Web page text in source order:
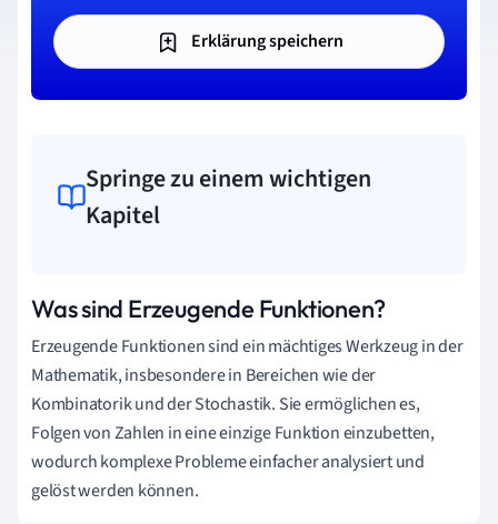
Erklärung speichern
Springe zu einem wichtigen
Kapitel
Was sind Erzeugende Funktionen?
Erzeugende Funktionen sind ein mächtiges Werkzeug in der
Mathematik, insbesondere in Bereichen wie der
Kombinatorik und der Stochastik. Sie ermöglichen es,
Folgen von Zahlen in eine einzige Funktion einzubetten,
wodurch komplexe Probleme einfacher analysiert und
gelöst werden können.